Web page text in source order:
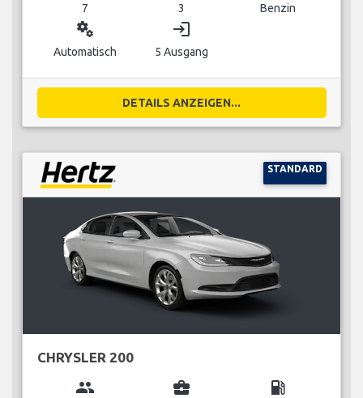
7 3 Benzin
miscellaneous_services
Automatisch
login
5 Ausgang
DETAILS ANZEIGEN...
STANDARD
CHRYSLER 200
group business_center local_gas_station